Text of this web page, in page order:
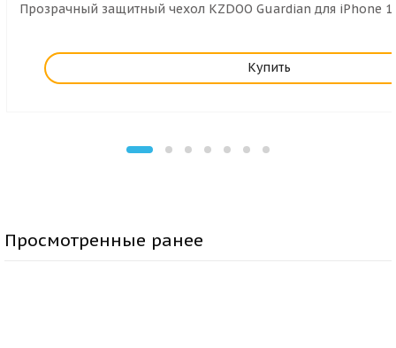
Прозрачный защитный чехол KZDOO Guardian для iPhone
Купить
Просмотренные ранее